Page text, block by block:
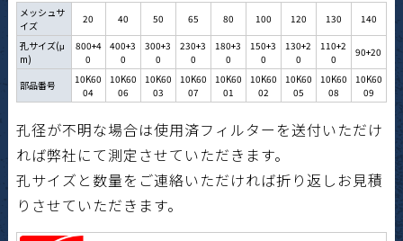
メッシュサ
イズ
20 40 50 65 80 100 120 130
140
孔サイズ(μ
m)
800+4
0
400+3
0
300+3
0
230+3
0
180+3
0
150+3
0
130+2
0
110+2
0
90+20
部品番号
10K60
04
10K60
06
10K60
03
10K60
07
10K60
01
10K60
02
10K60
05
10K60
08
10K60
09
孔径が不明な場合は使用済フィルターを送付いただけ
れば弊社にて測定させていただきます。
孔サイズと数量をご連絡いただければ折り返しお見積
りさせていただきます。